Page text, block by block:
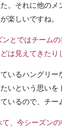
。それに他の
楽しいですね。
とではチームの
は見えてきたり
いるハングリ
いという思い
いるので、チー
、今シーズンの